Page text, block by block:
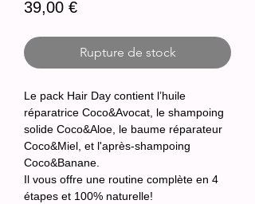
39,00 €Prix
Rupture de stock
Le pack Hair Day contient l’huile
réparatrice Coco&Avocat, le shampoing
solide Coco&Aloe, le baume réparateur
Coco&Miel, et l'après-shampoing
Coco&Banane.
Il vous offre une routine complète en 4
étapes et 100% naturelle!